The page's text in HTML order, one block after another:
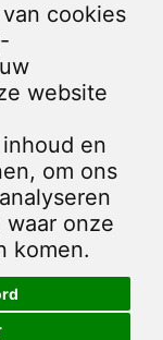
cookies
website
en
om ons
onze
komen.